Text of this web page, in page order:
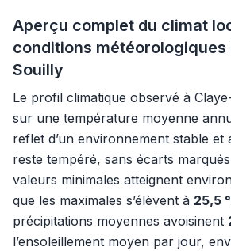
Aperçu complet du climat
conditions météorologiques
Souilly
Le profil climatique observé à
sur une température moyenne
reflet d’un environnement stable et
reste tempéré, sans écarts
valeurs minimales atteignent
que les maximales s’élèvent à 25,5
précipitations moyennes avoisinent
l’ensoleillement moyen par jour,